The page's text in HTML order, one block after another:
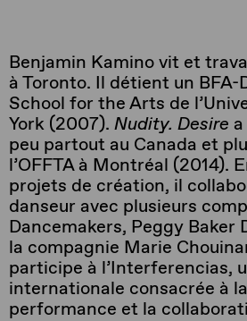
Benjamin Kamino vit et
à Toronto. Il détient un BFA-
School for the Arts de
York (2007). Nudity. Desire
peu partout au Canada et
l’OFFTA à Montréal (2014).
projets de création, il
danseur avec plusieurs
Dancemakers, Peggy Baker
la compagnie Marie
participe à l’Interferencias,
internationale consacrée à
performance et la